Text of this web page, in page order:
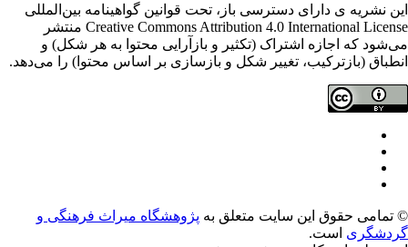
نشریه ی دارای دسترسی باز، تحت قوانین گواهینامه بین‌المللی
Creative Commons Attribution 4.0 International License منتشر
که اجازه اشتراک (تکثیر و بازآرایی محتوا به هر شکل) و
(بازترکیب، تغییر شکل و بازسازی بر اساس محتوا) را می‌دهد.
تمامی حقوق این سایت متعلق بهپژوهشگاه میراث فرهنگی و
است.